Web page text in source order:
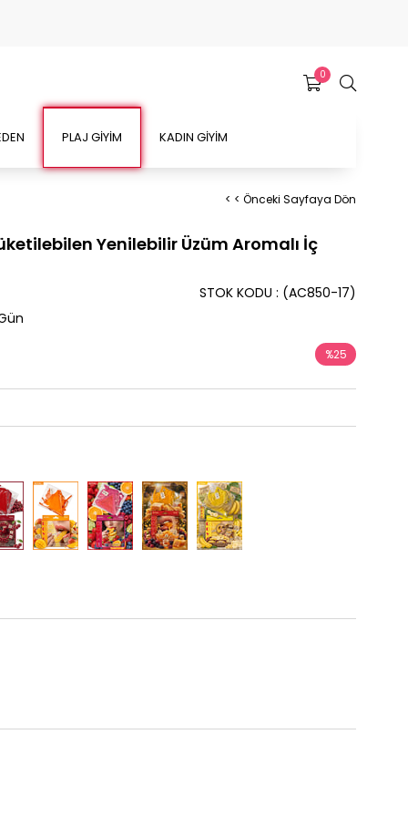
0
PLAJ GİYİM KADIN GİYİM
< < Önceki Sayfaya Dön
Yenilebilir Üzüm Aromalı İç
(AC850-17)
STOK KODU
%25